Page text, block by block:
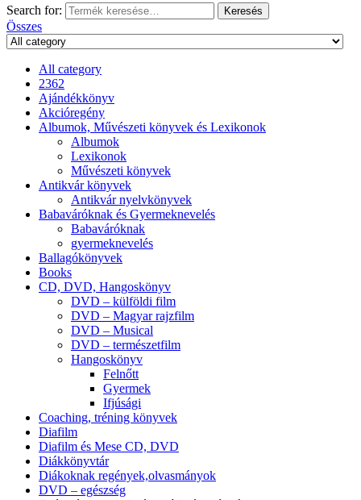
Search for: Keresés
Összes
All category
2362
Ajándékkönyv
Akcióregény
Albumok, Művészeti könyvek és Lexikonok
Albumok
Lexikonok
Művészeti könyvek
Antikvár könyvek
Antikvár nyelvkönyvek
Babaváróknak és Gyermeknevelés
Babaváróknak
gyermeknevelés
Ballagókönyvek
Books
CD, DVD, Hangoskönyv
DVD – külföldi film
DVD – Magyar rajzfilm
DVD – Musical
DVD – természetfilm
Hangoskönyv
Felnőtt
Gyermek
Ifjúsági
Coaching, tréning könyvek
Diafilm
Diafilm és Mese CD, DVD
Diákkönyvtár
Diákoknak regények,olvasmányok
DVD – egészség